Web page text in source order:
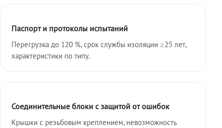
Паспорт и протоколы испытаний
Перегрузка до 120 %, срок службы изоляции ≥25 лет,
характеристики по типу.
Соединительные блоки с защитой от ошибок
Крышки с резьбовым креплением, невозможность